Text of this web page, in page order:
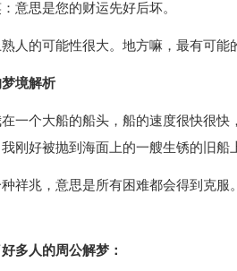
意思是您的财运先好后坏。
人的可能性很大。地方嘛，最有可能
境解析
一个大船的船头，船的速度很快很
刚好被抛到海面上的一艘生锈的旧
祥兆，意思是所有困难都会得到克服。
多人的周公解梦：